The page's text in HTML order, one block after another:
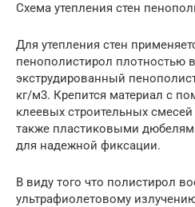
Схема утепления стен
Для утепления стен
пенополистирол плотностью
экструдированный
кг/м3. Крепится материал с
клеевых строительных
также пластиковыми
для надежной фиксации.
В виду того что полистирол
ультрафиолетовому